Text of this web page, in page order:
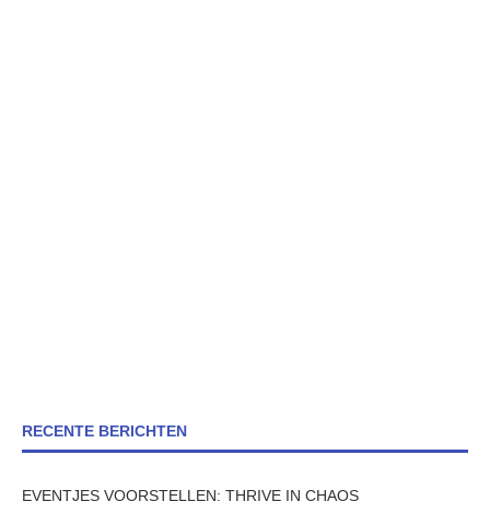
RECENTE BERICHTEN
EVENTJES VOORSTELLEN: THRIVE IN CHAOS